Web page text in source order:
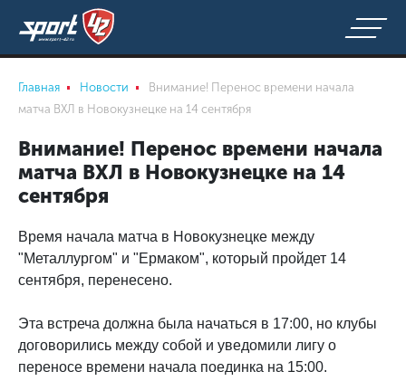
Главная Новости
Внимание! Перенос времени начала
матча ВХЛ в Новокузнецке на 14 сентября
Внимание! Перенос времени начала
матча ВХЛ в Новокузнецке на 14
сентября
Время начала матча в Новокузнецке между
"Металлургом" и "Ермаком", который пройдет 14
сентября, перенесено.
Эта встреча должна была начаться в 17:00, но клубы
договорились между собой и уведомили лигу о
переносе времени начала поединка на 15:00.